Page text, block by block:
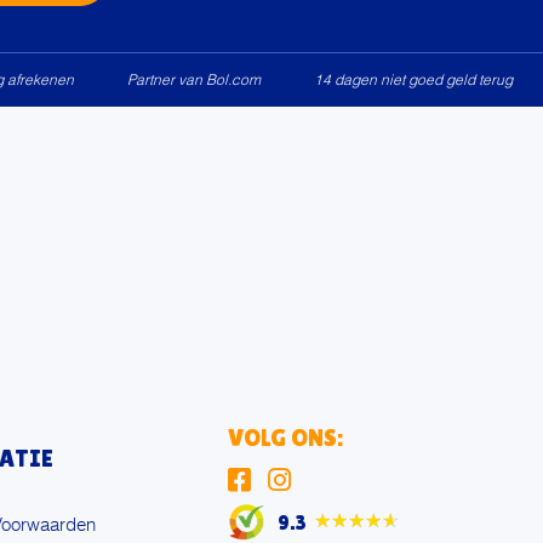
afrekenen Partner van Bol.com 14 dagen niet goed geld terug
VOLG ONS:
9.3 ★★★★★